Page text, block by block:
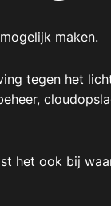
maken.
tegen het
het ook bij